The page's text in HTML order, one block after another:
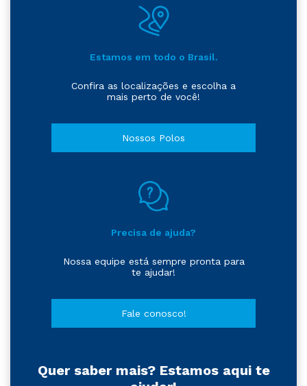
Estamos em todo o Brasil.
Confira as localizações e escolha a
mais perto de você!
Nossos Polos
Precisa de ajuda?
Nossa equipe está sempre pronta para
te ajudar!
Fale conosco!
Quer saber mais? Estamos aqui te